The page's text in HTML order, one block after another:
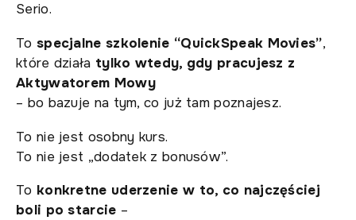
Serio.
To specjalne szkolenie “QuickSpeak Movies”,
które działa tylko wtedy, gdy pracujesz z
Aktywatorem Mowy
– bo bazuje na tym, co już tam poznajesz.
To nie jest osobny kurs.
To nie jest „dodatek z bonusów”.
To konkretne uderzenie w to, co najczęściej
boli po starcie –